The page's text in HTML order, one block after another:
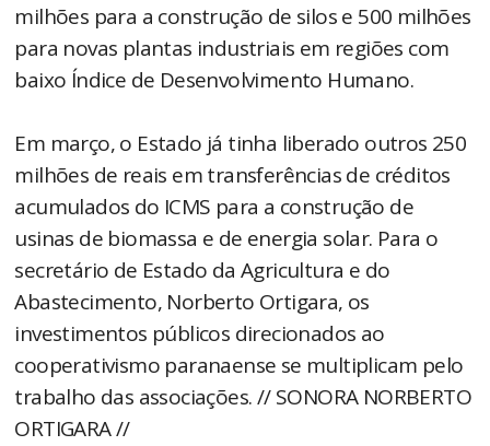
milhões para a construção de silos e 500 milhões
para novas plantas industriais em regiões com
baixo Índice de Desenvolvimento Humano.
Em março, o Estado já tinha liberado outros 250
milhões de reais em transferências de créditos
acumulados do ICMS para a construção de
usinas de biomassa e de energia solar. Para o
secretário de Estado da Agricultura e do
Abastecimento, Norberto Ortigara, os
investimentos públicos direcionados ao
cooperativismo paranaense se multiplicam pelo
trabalho das associações. // SONORA NORBERTO
ORTIGARA //